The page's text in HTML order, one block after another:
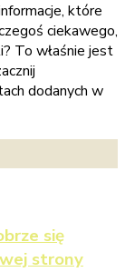
które
ciekawego,
To właśnie jest
dodanych w
się
strony